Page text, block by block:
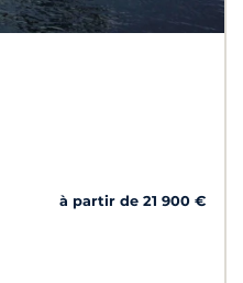
à partir de 21 900 €